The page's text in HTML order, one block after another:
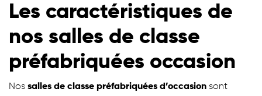
Les caractéristiques de
nos salles de classe
préfabriquées occasion
Nos salles de classe préfabriquées d’occasion sont